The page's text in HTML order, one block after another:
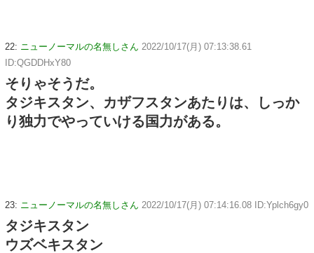
22: ニューノーマルの名無しさん 2022/10/17(月) 07:13:38.61
ID:QGDDHxY80
そりゃそうだ。
タジキスタン、カザフスタンあたりは、しっか
り独力でやっていける国力がある。
23: ニューノーマルの名無しさん 2022/10/17(月) 07:14:16.08 ID:Yplch6gy0
タジキスタン
ウズベキスタン